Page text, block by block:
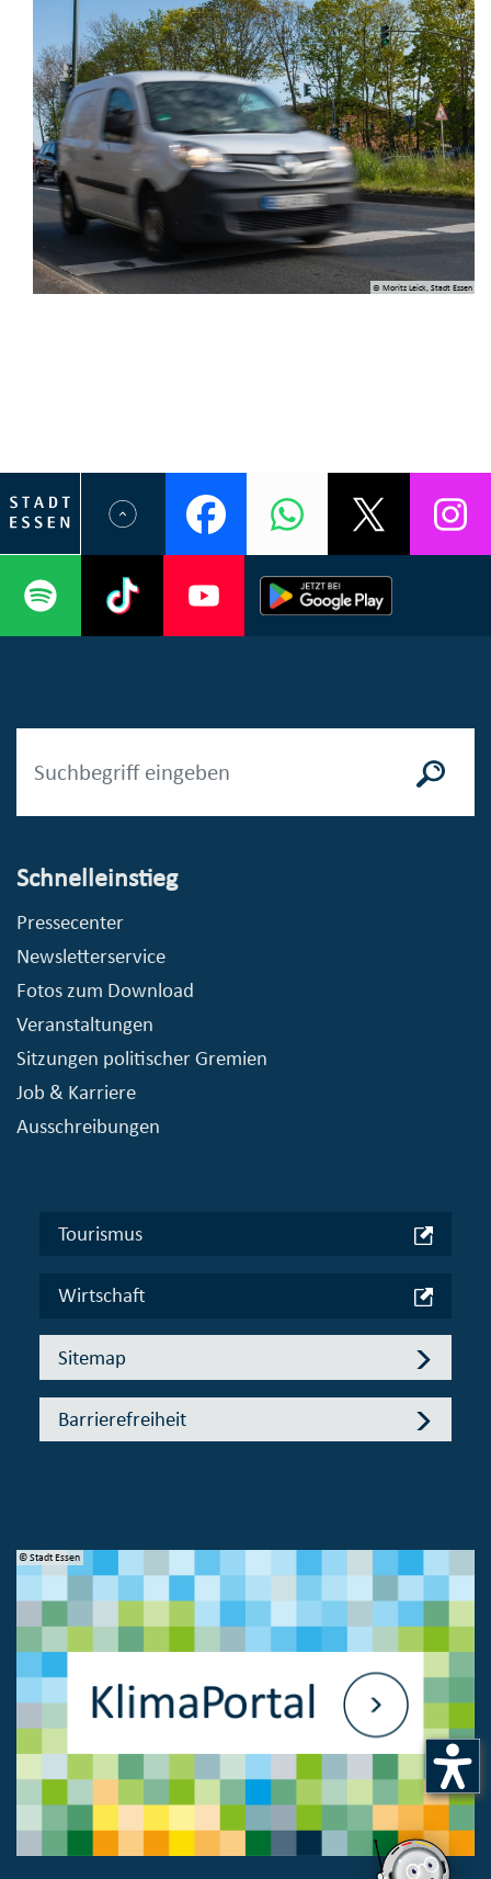
© Moritz Leick, Stadt Essen
Schnelleinstieg
Pressecenter
Newsletterservice
Fotos zum Download
Veranstaltungen
Sitzungen politischer Gremien
Job & Karriere
Ausschreibungen
Tourismus
Wirtschaft
Sitemap
Barrierefreiheit
© Stadt Essen